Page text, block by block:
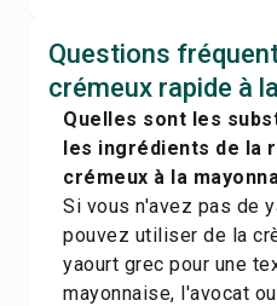
Questions
crémeux rapide à
Quelles sont les
les ingrédients de la
crémeux à la
Si vous n'avez pas de
pouvez utiliser de la
yaourt grec pour une
mayonnaise, l'avocat